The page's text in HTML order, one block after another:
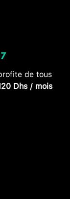
de tous
Dhs / mois